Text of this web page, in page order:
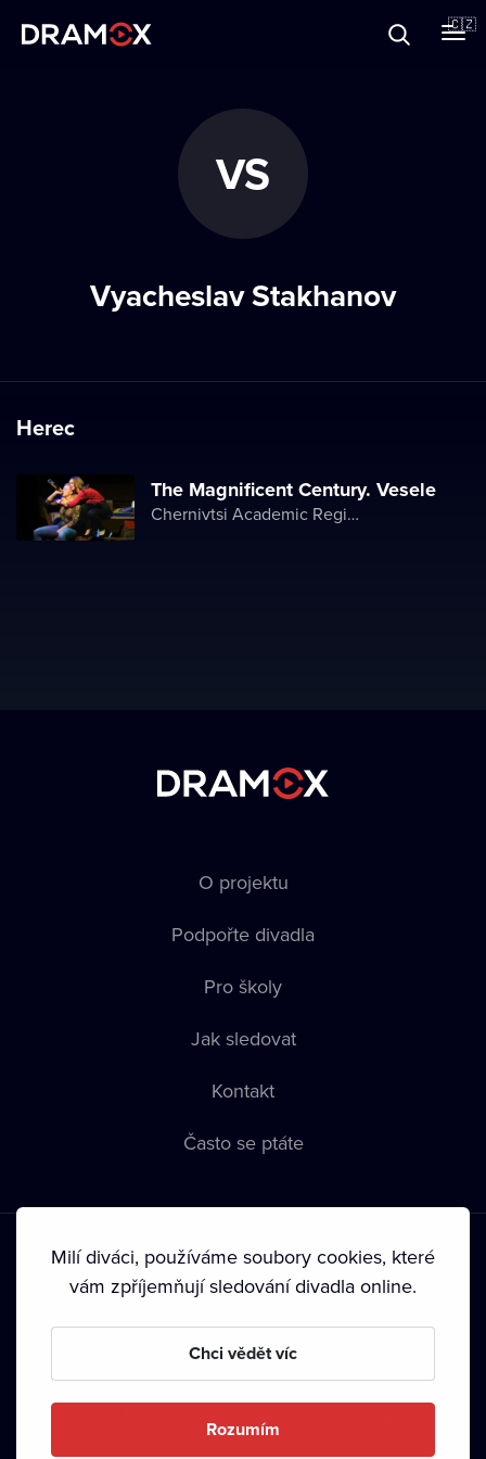
🇨🇿
VS
Vyacheslav Stakhanov
Herec
The Magnificent Century. Vesele
Chernivtsi Academic Regional Ukrainian Music and Drama Theater named after Olga Kobylyanska
O projektu
Podpořte divadla
Pro školy
Jak sledovat
Kontakt
Často se ptáte
Podmínky používání • Ochrana soukromí • Zásady používání
• Autorská práva•
Milí diváci, používáme soubory cookies, které
vám zpříjemňují sledování divadla online.
Chci vědět víc
Rozumím